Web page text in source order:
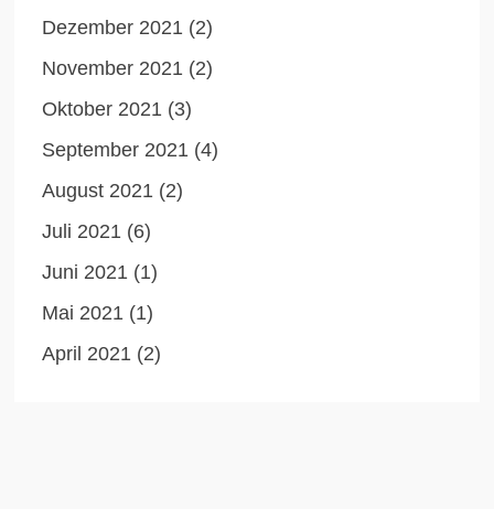
Dezember 2021 (2)
November 2021 (2)
Oktober 2021 (3)
September 2021 (4)
August 2021 (2)
Juli 2021 (6)
Juni 2021 (1)
Mai 2021 (1)
April 2021 (2)